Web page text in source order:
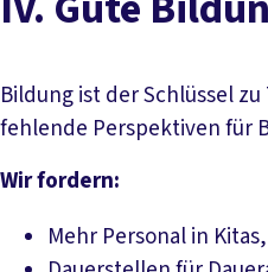
Bildung ist der Schlüssel
fehlende Perspektiven für
Wir fordern:
Mehr Personal in